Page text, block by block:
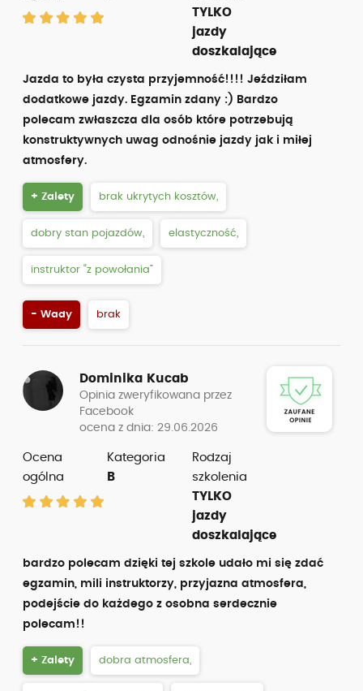
TYLKO
jazdy
doszkalające
Jazda to była czysta przyjemność!!!! Jeździłam
dodatkowe jazdy. Egzamin zdany :) Bardzo
polecam zwłaszcza dla osób które potrzebują
konstruktywnych uwag odnośnie jazdy jak i miłej
atmosfery.
+ Zalety brak ukrytych kosztów,
dobry stan pojazdów, elastyczność,
instruktor “z powołania”
- Wady brak
Dominika Kucab
Opinia zweryfikowana przez
Facebook
ocena z dnia: 29.06.2026
Ocena
ogólna
Kategoria
B
Rodzaj
szkolenia
TYLKO
jazdy
doszkalające
bardzo polecam dzięki tej szkole udało mi się zdać
egzamin, mili instruktorzy, przyjazna atmosfera,
podejście do każdego z osobna serdecznie
polecam!!
+ Zalety dobra atmosfera,